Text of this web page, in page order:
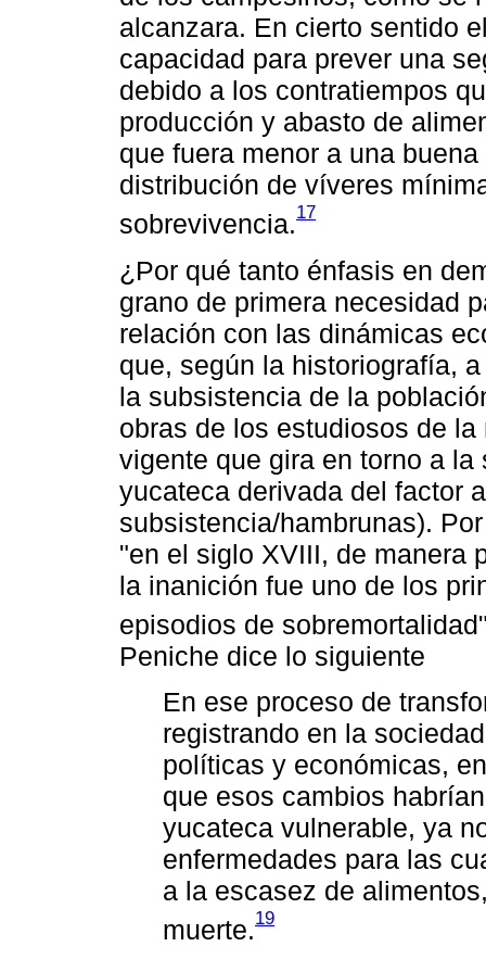
alcanzara. En cierto sentido
capacidad para prever una
debido a los contratiempos
producción y abasto de
que fuera menor a una
distribución de víveres
sobrevivencia.17
¿Por qué tanto énfasis en
grano de primera necesidad
relación con las dinámicas
que, según la historiografía,
la subsistencia de la
obras de los estudiosos de
vigente que gira en torno a
yucateca derivada del factor
subsistencia/hambrunas).
"en el siglo XVIII, de manera
la inanición fue uno de los
episodios de
Peniche dice lo siguiente
En ese proceso de
registrando en la
políticas y económicas,
que esos cambios
yucateca vulnerable, ya
enfermedades para las
a la escasez de
muerte.19